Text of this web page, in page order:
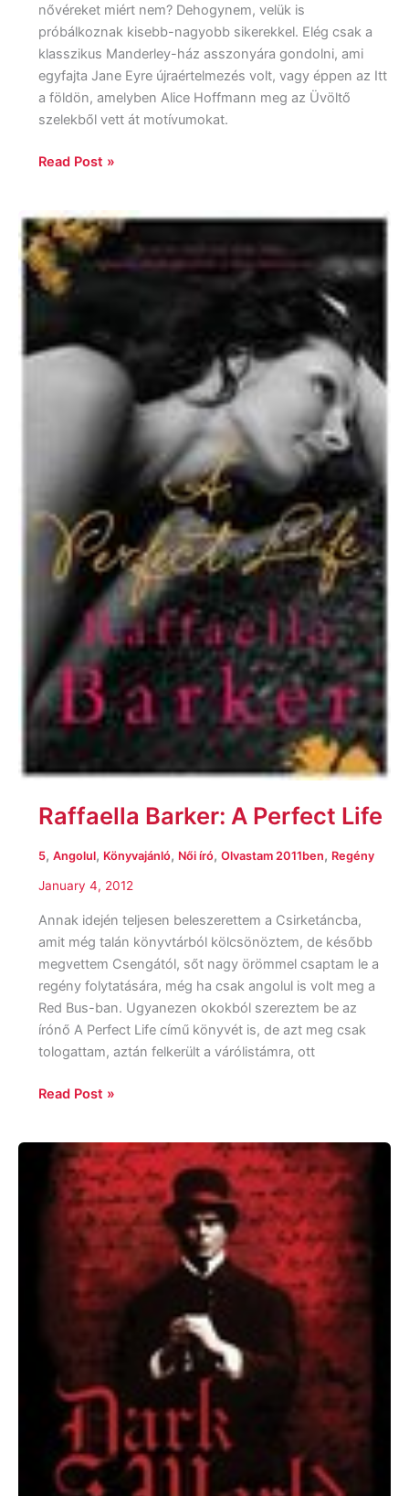
nővéreket miért nem? Dehogynem, velük is
próbálkoznak kisebb-nagyobb sikerekkel. Elég csak a
klasszikus Manderley-ház asszonyára gondolni, ami
egyfajta Jane Eyre újraértelmezés volt, vagy éppen az Itt
a földön, amelyben Alice Hoffmann meg az Üvöltő
szelekből vett át motívumokat.
Read Post »
Raffaella Barker: A Perfect Life
5, Angolul, Könyvajánló, Női író, Olvastam 2011ben, Regény
January 4, 2012
Annak idején teljesen beleszerettem a Csirketáncba,
amit még talán könyvtárból kölcsönöztem, de később
megvettem Csengától, sőt nagy örömmel csaptam le a
regény folytatására, még ha csak angolul is volt meg a
Red Bus-ban. Ugyanezen okokból szereztem be az
írónő A Perfect Life című könyvét is, de azt meg csak
tologattam, aztán felkerült a várólistámra, ott
Raffaella
Barker:
A
Perfect
Read Post »
Bagans
Crigger